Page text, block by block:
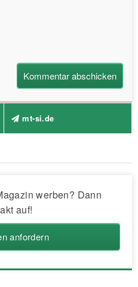
mt-si.de
werben? Dann
auf!
anfordern